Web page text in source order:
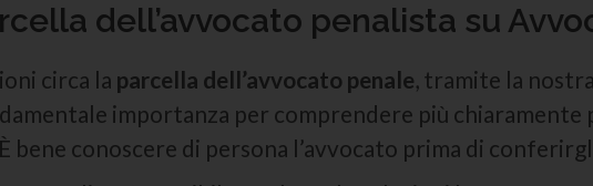
dell’avvocato penalista su
circa la parcella dell’avvocato penale, tramite la
importanza per comprendere più chiaramente
bene conoscere di persona l’avvocato prima di